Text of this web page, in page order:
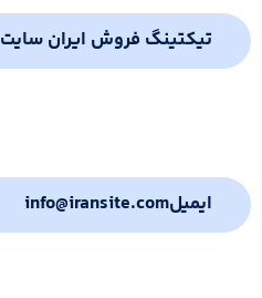
تیکتینگ فروش ایران سایت
ایمیلinfo@iransite.com